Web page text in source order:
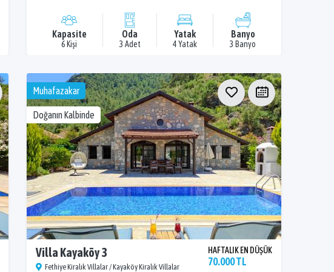
Kapasite
6 Kişi
Oda
3 Adet
Yatak
4 Yatak
Banyo
3 Banyo
Muhafazakar
Doğanın Kalbinde
Villa Kayaköy 3
Fethiye Kiralık Villalar / Kayaköy Kiralık Villalar
HAFTALIK EN DÜŞÜK
70.000 TL